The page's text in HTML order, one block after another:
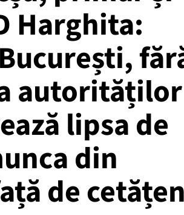
Harghita:
autorităților
lipsa de
din
de